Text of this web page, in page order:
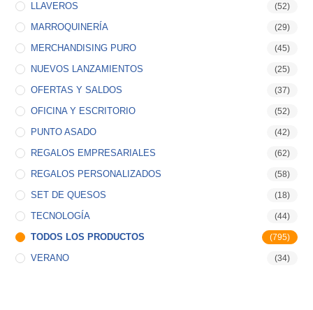
LLAVEROS (52)
MARROQUINERÍA (29)
MERCHANDISING PURO (45)
NUEVOS LANZAMIENTOS (25)
OFERTAS Y SALDOS (37)
OFICINA Y ESCRITORIO (52)
PUNTO ASADO (42)
REGALOS EMPRESARIALES (62)
REGALOS PERSONALIZADOS (58)
SET DE QUESOS (18)
TECNOLOGÍA (44)
TODOS LOS PRODUCTOS (795)
VERANO (34)